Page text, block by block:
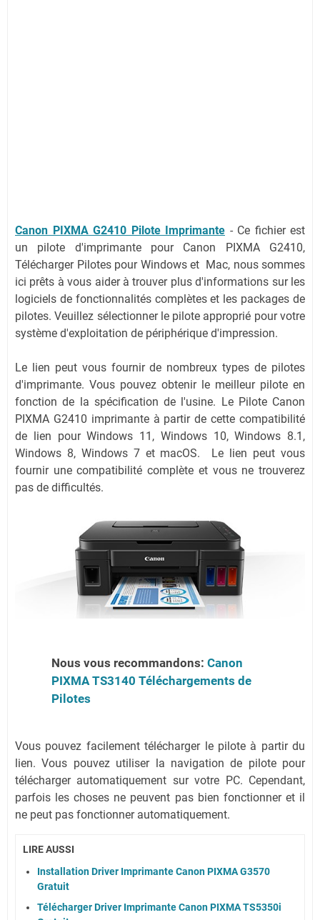
Canon PIXMA G2410 Pilote Imprimante - Ce fichier est
un pilote d'imprimante pour Canon PIXMA G2410,
Télécharger Pilotes pour Windows et Mac, nous sommes
ici prêts à vous aider à trouver plus d'informations sur les
logiciels de fonctionnalités complètes et les packages de
pilotes. Veuillez sélectionner le pilote approprié pour votre
système d'exploitation de périphérique d'impression.
Le lien peut vous fournir de nombreux types de pilotes
d'imprimante. Vous pouvez obtenir le meilleur pilote en
fonction de la spécification de l'usine. Le Pilote Canon
PIXMA G2410 imprimante à partir de cette compatibilité
de lien pour Windows 11, Windows 10, Windows 8.1,
Windows 8, Windows 7 et macOS. Le lien peut vous
fournir une compatibilité complète et vous ne trouverez
pas de difficultés.
Nous vous recommandons: Canon
PIXMA TS3140 Téléchargements de
Pilotes
Vous pouvez facilement télécharger le pilote à partir du
lien. Vous pouvez utiliser la navigation de pilote pour
télécharger automatiquement sur votre PC. Cependant,
parfois les choses ne peuvent pas bien fonctionner et il
ne peut pas fonctionner automatiquement.
LIRE AUSSI
Installation Driver Imprimante Canon PIXMA G3570
Gratuit
Télécharger Driver Imprimante Canon PIXMA TS5350i